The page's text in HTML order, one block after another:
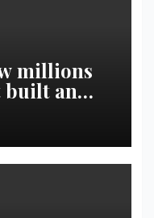
millions
built an